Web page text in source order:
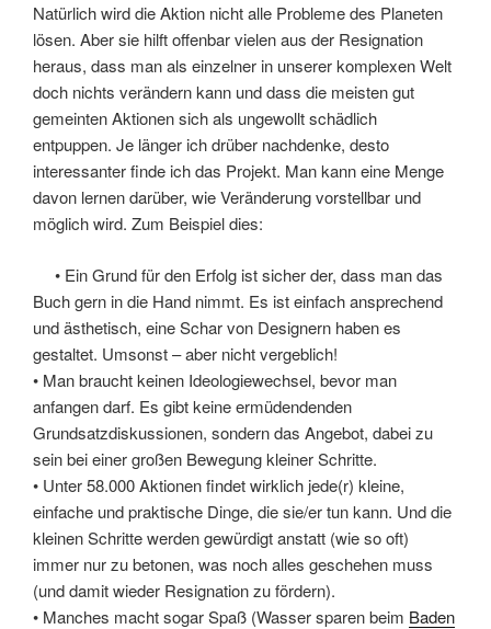
Natürlich wird die Aktion nicht alle Probleme des Planeten
lösen. Aber sie hilft offenbar vielen aus der Resignation
heraus, dass man als einzelner in unserer komplexen Welt
doch nichts verändern kann und dass die meisten gut
gemeinten Aktionen sich als ungewollt schädlich
entpuppen. Je länger ich drüber nachdenke, desto
interessanter finde ich das Projekt. Man kann eine Menge
davon lernen darüber, wie Veränderung vorstellbar und
möglich wird. Zum Beispiel dies:
• Ein Grund für den Erfolg ist sicher der, dass man das
Buch gern in die Hand nimmt. Es ist einfach ansprechend
und ästhetisch, eine Schar von Designern haben es
gestaltet. Umsonst – aber nicht vergeblich!
• Man braucht keinen Ideologiewechsel, bevor man
anfangen darf. Es gibt keine ermüdendenden
Grundsatzdiskussionen, sondern das Angebot, dabei zu
sein bei einer großen Bewegung kleiner Schritte.
• Unter 58.000 Aktionen findet wirklich jede(r) kleine,
einfache und praktische Dinge, die sie/er tun kann. Und die
kleinen Schritte werden gewürdigt anstatt (wie so oft)
immer nur zu betonen, was noch alles geschehen muss
(und damit wieder Resignation zu fördern).
• Manches macht sogar Spaß (Wasser sparen beim Baden